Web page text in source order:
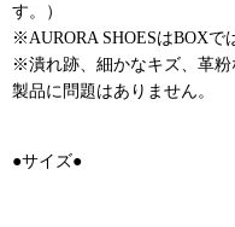
す。）
※AURORA SHOESはBOXで
※潰れ跡、細かなキズ、革
製品に問題はありません。
●サイズ●